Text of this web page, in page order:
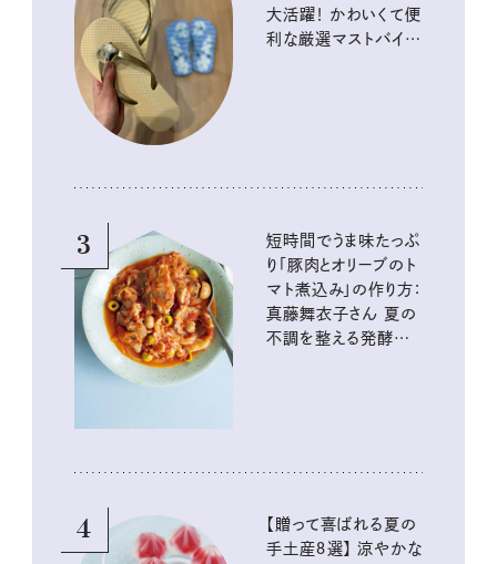
大活躍！ かわいくて便
利な厳選マストバイア
3
短時間でうま味たっぷ
り「豚肉とオリーブのト
マト煮込み」の作り方：
真藤舞衣子さん 夏の
不調を整える発酵レ
4
【贈って喜ばれる夏の
手土産８選】 涼やかな